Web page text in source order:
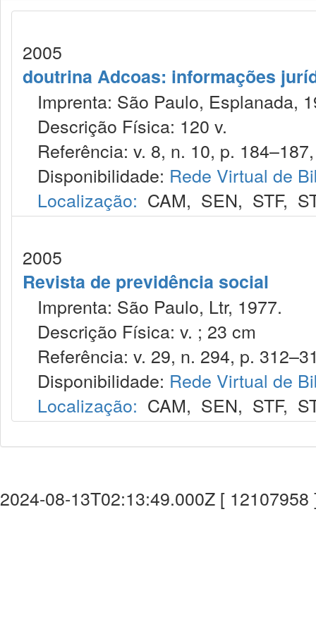
2005
doutrina Adcoas: informações
Imprenta: São Paulo, Esplanada,
Descrição Física: 120 v.
Referência: v. 8, n. 10, p.
Disponibilidade: Rede Virtual de
Localização: CAM, SEN, STF,
2005
Revista de previdência social
Imprenta: São Paulo, Ltr, 1977.
Descrição Física: v. ; 23 cm
Referência: v. 29, n. 294, p.
Disponibilidade: Rede Virtual de
Localização: CAM, SEN, STF,
2024-08-13T02:13:49.000Z [ 12107958